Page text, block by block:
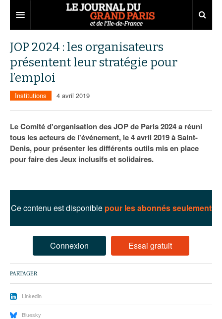
Territoires
Aménagement
Collectivités
Services urbains
Entreprises
Développement économique
Attractivité
Innovation
Départements
77
78
95
Nominations
Portraits
Les Assises du Grand Paris
Éditions précédentes
Le podcast
JOP 2024 : les organisateurs
présentent leur stratégie pour
l’emploi
Institutions 4 avril 2019
Le Comité d'organisation des JOP de Paris 2024 a réuni
tous les acteurs de l'événement, le 4 avril 2019 à Saint-
Denis, pour présenter les différents outils mis en place
pour faire des Jeux inclusifs et solidaires.
Ce contenu est disponible pour les abonnés seulement
Connexion Essai gratuit
PARTAGER
Linkedin
Bluesky